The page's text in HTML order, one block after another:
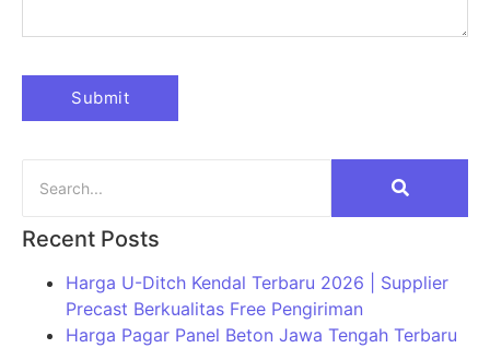
Recent Posts
Harga U-Ditch Kendal Terbaru 2026 | Supplier
Precast Berkualitas Free Pengiriman
Harga Pagar Panel Beton Jawa Tengah Terbaru